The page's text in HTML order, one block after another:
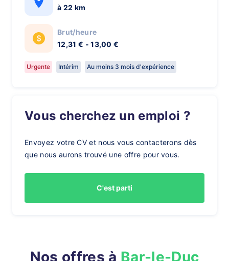
à 22 km
Brut/heure
12,31 € - 13,00 €
Urgente Intérim Au moins 3 mois d'expérience
Vous cherchez un emploi ?
Envoyez votre CV et nous vous contacterons dès
que nous aurons trouvé une offre pour vous.
C'est parti
Nos offres à Bar-le-Duc